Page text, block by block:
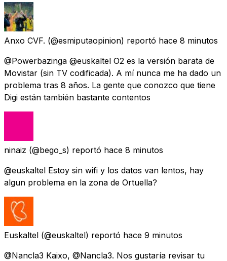
Anxo CVF. (@esmiputaopinion) reportó hace 8 minutos
@Powerbazinga @euskaltel O2 es la versión barata de
Movistar (sin TV codificada). A mí nunca me ha dado un
problema tras 8 años. La gente que conozco que tiene
Digi están también bastante contentos
ninaiz (@bego_s) reportó hace 8 minutos
@euskaltel Estoy sin wifi y los datos van lentos, hay
algun problema en la zona de Ortuella?
Euskaltel (@euskaltel) reportó hace 9 minutos
@Nancla3 Kaixo, @Nancla3. Nos gustaría revisar tu